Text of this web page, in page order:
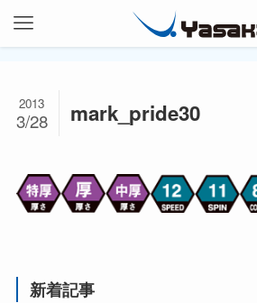
mark_pride30
2013
3/28
新着記事